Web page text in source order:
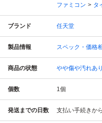
ファミコン
タ
ブランド 任天堂
製品情報 スペック・価格
商品の状態 やや傷や汚れあり
個数 1個
発送までの日数 支払い手続きか